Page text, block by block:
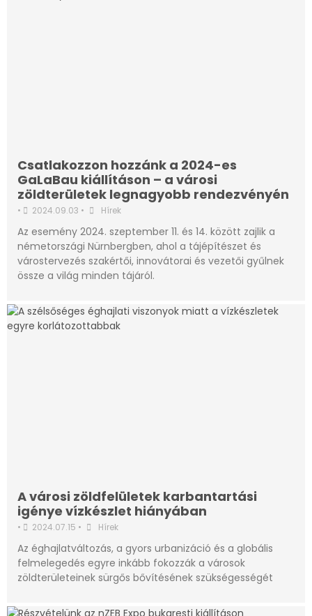
Csatlakozzon hozzánk a 2024-es
GaLaBau kiállításon – a városi
zöldterületek legnagyobb rendezvényén
• 2024.09.03 • Hírek
Az esemény 2024. szeptember 11. és 14. között zajlik a
németországi Nürnbergben, ahol a tájépítészet és
várostervezés szakértői, innovátorai és vezetői gyűlnek
össze a világ minden tájáról.
A városi zöldfelületek karbantartási
igénye vízkészlet hiányában
• 2024.07.15 • Hírek
Az éghajlatváltozás, a gyors urbanizáció és a globális
felmelegedés egyre inkább fokozzák a városok
zöldterületeinek sürgős bővítésének szükségességét